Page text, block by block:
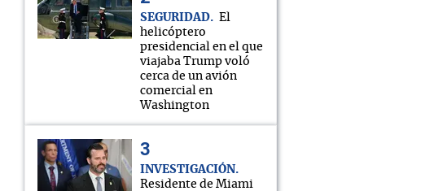
SEGURIDAD
El
helicóptero
presidencial en el que
viajaba Trump voló
cerca de un avión
comercial en
Washington
INVESTIGACIÓN
Residente de Miami